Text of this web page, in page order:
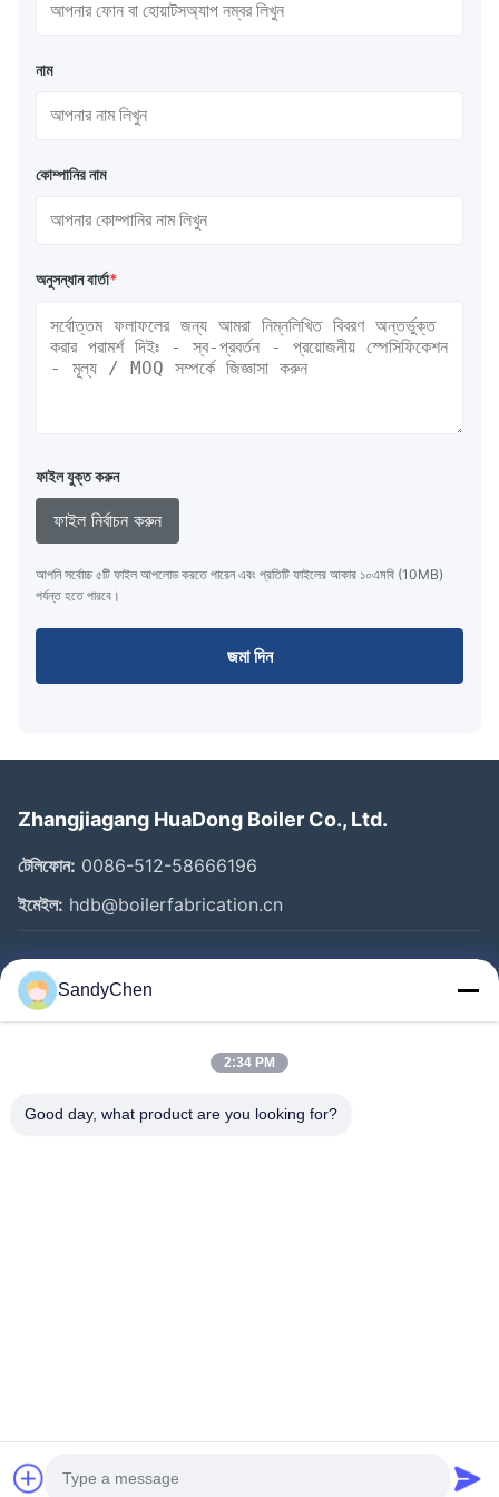
নাম
কোম্পানির নাম
অনুসন্ধান বার্তা*
ফাইল যুক্ত করুন
ফাইল নির্বাচন করুন
আপনি সর্বোচ্চ ৫টি ফাইল আপলোড করতে পারেন এবং প্রতিটি ফাইলের আকার ১০এমবি (10MB)
পর্যন্ত হতে পারবে।
জমা দিন
Zhangjiagang HuaDong Boiler Co., Ltd.
টেলিফোন: 0086-512-58666196
ইমেইল: hdb@boilerfabrication.cn
গুরুত্বপূর্ণ সংযোগ
বাড়ি
ভিডিও
©2017- Zhangjiagang HuaDong Boiler Co., Ltd.. . সব সমস্ত অধিকার সংরক্ষিত।
SandyChen
2:34 PM
Good day, what product are you looking for?